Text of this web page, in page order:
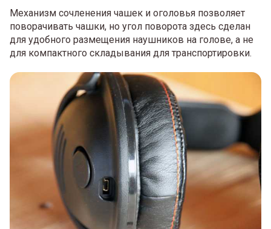
Механизм сочленения чашек и оголовья позволяет
поворачивать чашки, но угол поворота здесь сделан
для удобного размещения наушников на голове, а не
для компактного складывания для транспортировки.